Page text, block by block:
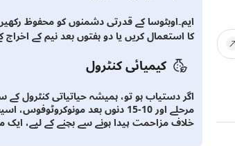
کا استعمال کریں یا دو ہفتوں بعد نیم کے
کیمیائی کنٹرول
اگر دستیاب ہو تو، ہمیشہ حیاتیاتی کنٹرول کے
مرحلے اور 10-15 دنوں بعد
خلاف مزاحمت پیدا ہونے سے بچنے کے لیے،